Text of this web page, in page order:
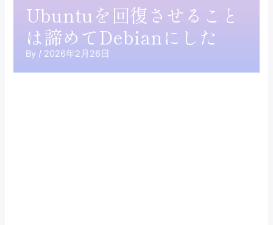
Ubuntuを回復させること
は諦めてDebianにした
By / 2026年2月26日